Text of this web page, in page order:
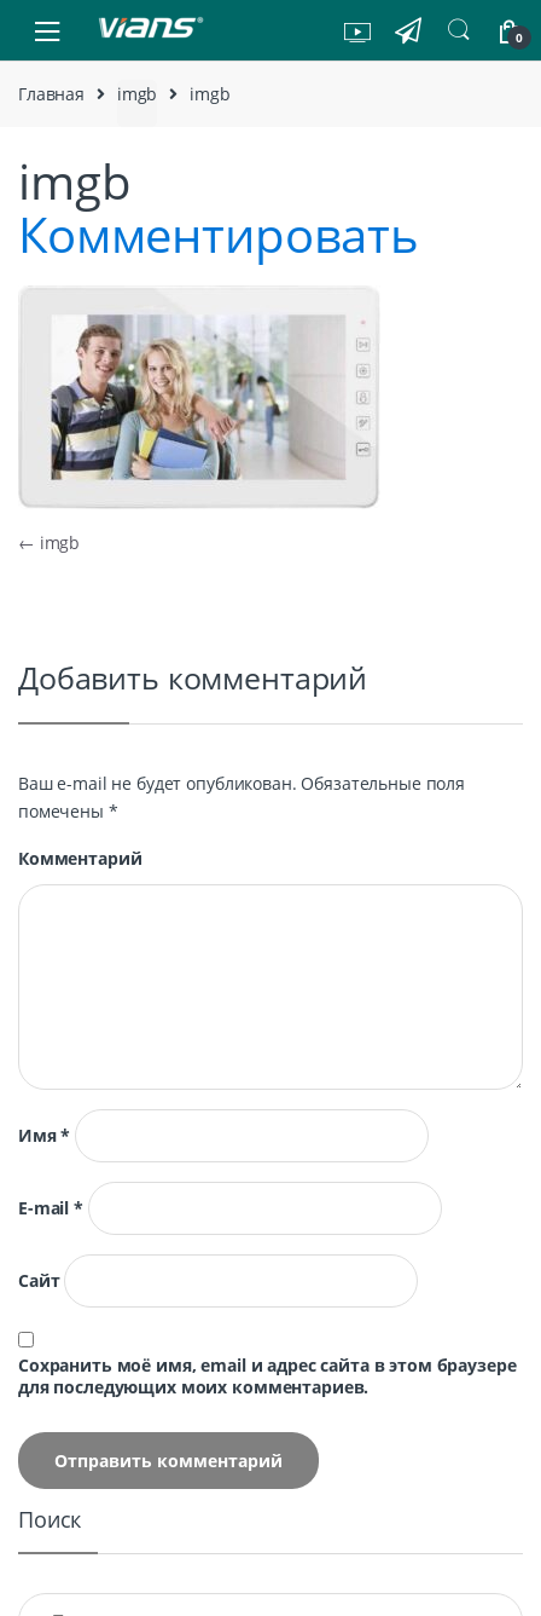
Skip to navigation
Skip to content
0
Главная imgb imgb
imgb
Комментировать
Навигация по записям
← imgb
Добавить комментарий
Ваш e-mail не будет опубликован. Обязательные поля
помечены *
Комментарий
Имя*
E-mail*
Сайт
Сохранить моё имя, email и адрес сайта в этом браузере
для последующих моих комментариев.
Поиск
Найти: